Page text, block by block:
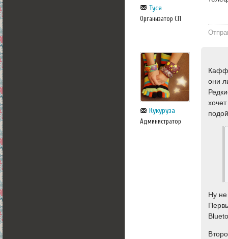
Туся
Организатор СП
Кукуруза
Администратор
они
Ну не